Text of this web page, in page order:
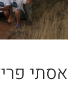
אסתי